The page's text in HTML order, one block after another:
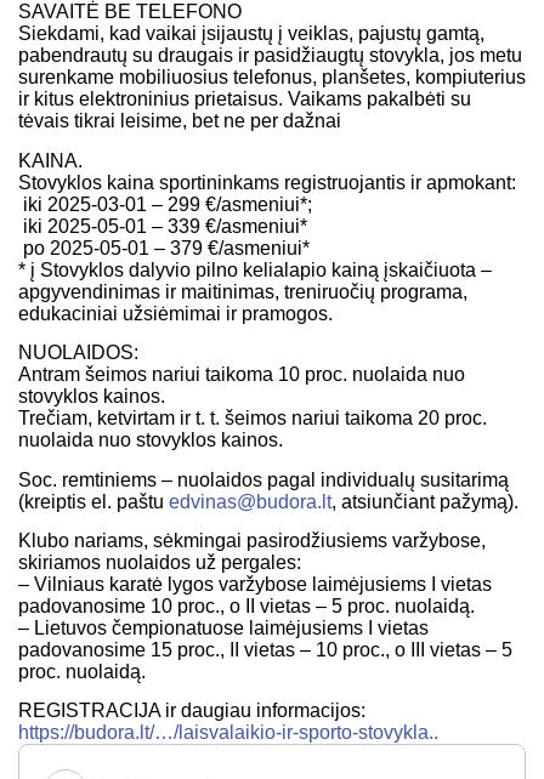
SAVAITĖ BE TELEFONO
Siekdami, kad vaikai įsijaustų į veiklas, pajustų gamtą,
pabendrautų su draugais ir pasidžiaugtų stovykla, jos metu
surenkame mobiliuosius telefonus, planšetes, kompiuterius
ir kitus elektroninius prietaisus. Vaikams pakalbėti su
tėvais tikrai leisime, bet ne per dažnai
KAINA.
Stovyklos kaina sportininkams registruojantis ir apmokant:
iki 2025-03-01 – 299 €/asmeniui*;
iki 2025-05-01 – 339 €/asmeniui*
po 2025-05-01 – 379 €/asmeniui*
* į Stovyklos dalyvio pilno kelialapio kainą įskaičiuota –
apgyvendinimas ir maitinimas, treniruočių programa,
edukaciniai užsiėmimai ir pramogos.
NUOLAIDOS:
Antram šeimos nariui taikoma 10 proc. nuolaida nuo
stovyklos kainos.
Trečiam, ketvirtam ir t. t. šeimos nariui taikoma 20 proc.
nuolaida nuo stovyklos kainos.
Soc. remtiniems – nuolaidos pagal individualų susitarimą
(kreiptis el. paštu edvinas@budora.lt, atsiunčiant pažymą).
Klubo nariams, sėkmingai pasirodžiusiems varžybose,
skiriamos nuolaidos už pergales:
– Vilniaus karatė lygos varžybose laimėjusiems I vietas
padovanosime 10 proc., o II vietas – 5 proc. nuolaidą.
– Lietuvos čempionatuose laimėjusiems I vietas
padovanosime 15 proc., II vietas – 10 proc., o III vietas – 5
proc. nuolaidą.
REGISTRACIJA ir daugiau informacijos:
https://budora.lt/…/laisvalaikio-ir-sporto-stovykla..